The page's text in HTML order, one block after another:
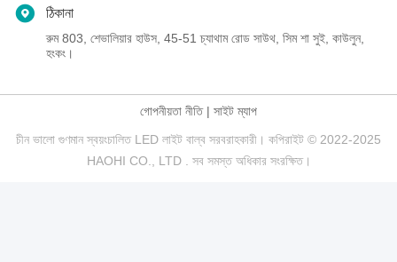
ঠিকানা
রুম 803, শেভালিয়ার হাউস, 45-51 চ্যাথাম রোড সাউথ, সিম শা সুই, কাউলুন,
হংকং।
গোপনীয়তা নীতি| সাইট ম্যাপ
চীন ভালো গুণমান স্বয়ংচালিত LED লাইট বাল্ব সরবরাহকারী। কপিরাইট © 2022-2025
HAOHI CO., LTD . সব সমস্ত অধিকার সংরক্ষিত।